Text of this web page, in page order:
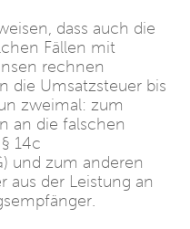
dass auch die
Fällen mit
rechnen
die Umsatzsteuer bis
zweimal: zum
an die falschen
14c
und zum anderen
aus der Leistung an